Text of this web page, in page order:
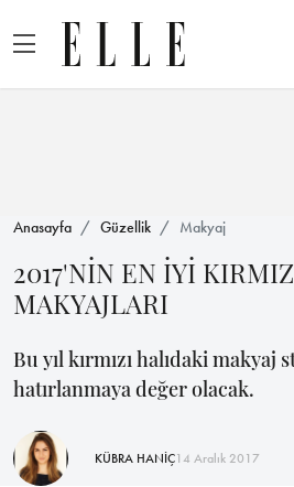
Anasayfa Güzellik Makyaj
2017'NİN EN İYİ
MAKYAJLARI
Bu yıl kırmızı halıdaki makyaj
hatırlanmaya değer olacak.
KÜBRA HANİÇ14 Aralık 2017